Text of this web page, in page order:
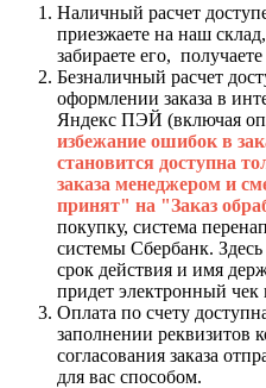
Наличный расчет
приезжаете на наш
забираете его,
Безналичный расчет
оформлении заказа в
Яндекс ПЭЙ (включая
избежание ошибок в
становится доступна
заказа менеджером и
принят" на "Заказ
покупку, система
системы Сбербанк.
срок действия и имя
придет электронный
Оплата по счету
заполнении реквизитов
согласования заказа
для вас способом.